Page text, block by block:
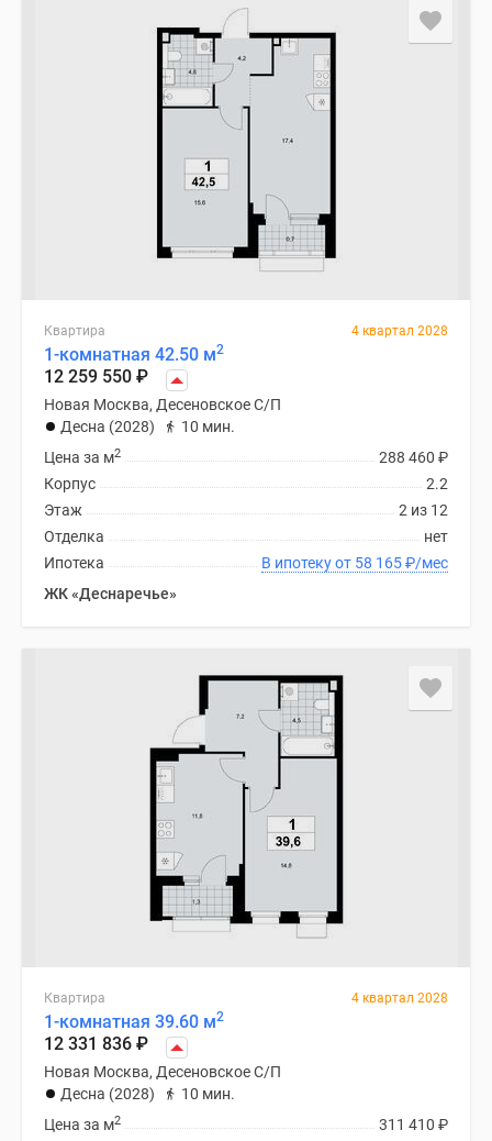
Квартира 4 квартал 2028
1-комнатная 42.50 м2
12 259 550 ₽
Новая Москва, Десеновское С/П
Десна (2028)
10 мин.
288 460 ₽
Цена за м2
2.2
Корпус
2 из 12
Этаж
нет
Отделка
В ипотеку от 58 165₽/мес
Ипотека
ЖК «Деснаречье»
Квартира 4 квартал 2028
1-комнатная 39.60 м2
12 331 836 ₽
Новая Москва, Десеновское С/П
Десна (2028)
10 мин.
311 410 ₽
Цена за м2